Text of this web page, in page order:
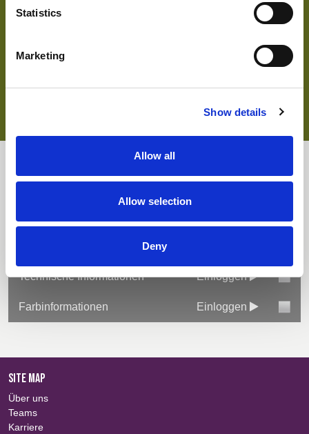
Statistics
Marketing
Show details
Allow all
Allow selection
Deny
Hauptmerkmale & Akkreditierungen
Wichtige Merkmale
Downloads
Technische Informationen Einloggen
Farbinformationen Einloggen
SITE MAP
Über uns
Teams
Karriere